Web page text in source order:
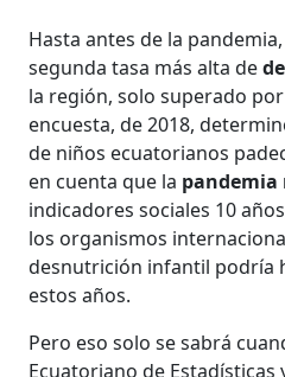
Hasta antes de la pandemia,
segunda tasa más alta de
la región, solo superado
encuesta, de 2018,
de niños ecuatorianos
en cuenta que la pandemia
indicadores sociales 10
los organismos
desnutrición infantil podría
estos años.
Pero eso solo se sabrá
Ecuatoriano de Estadísticas